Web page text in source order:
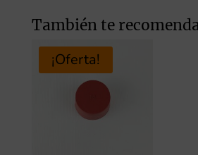
También te
¡Oferta!